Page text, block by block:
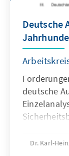
Deutsche
deutsche
Dr. Karl-